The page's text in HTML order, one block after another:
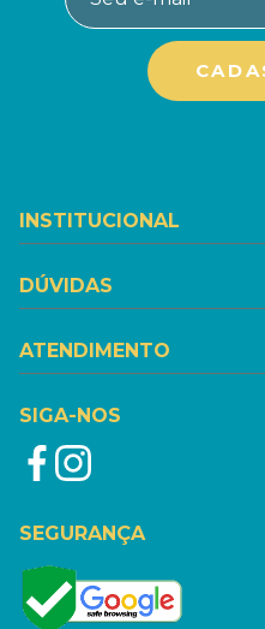
INSTITUCIONAL
DÚVIDAS
ATENDIMENTO
SIGA-NOS
SEGURANÇA